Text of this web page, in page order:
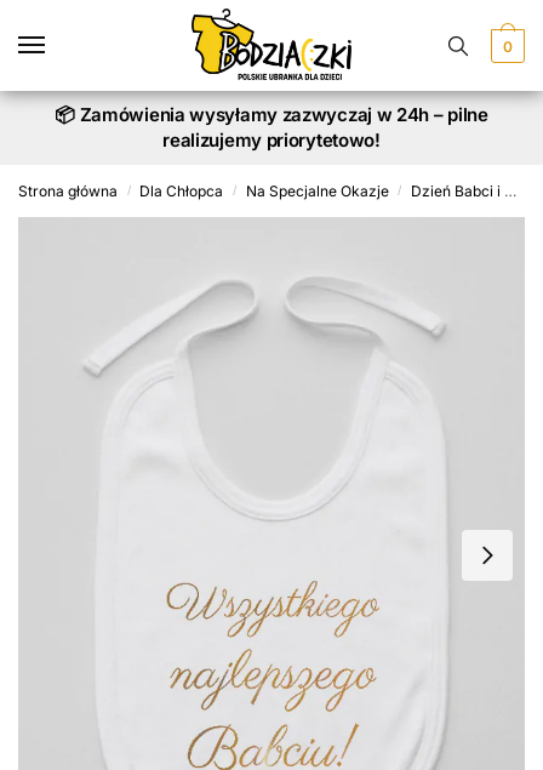
0
📦 Zamówienia wysyłamy zazwyczaj w 24h – pilne
realizujemy priorytetowo!
Strona główna / Dla Chłopca / Na Specjalne Okazje / Dzień Babci i Dziadka